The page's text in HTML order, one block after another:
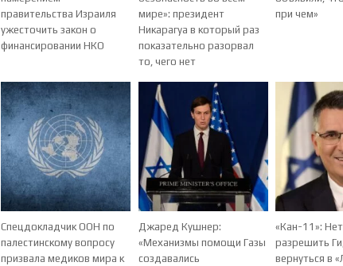
правительства Израиля
ужесточить закон о
финансировании НКО
мире»: президент
Никарагуа в который раз
показательно разорвал
то, чего нет
при чем»
Спецдокладчик ООН по
палестинскому вопросу
призвала медиков мира к
Джаред Кушнер:
«Механизмы помощи Газы
создавались
«Кан-11»:
разрешить
вернуться в